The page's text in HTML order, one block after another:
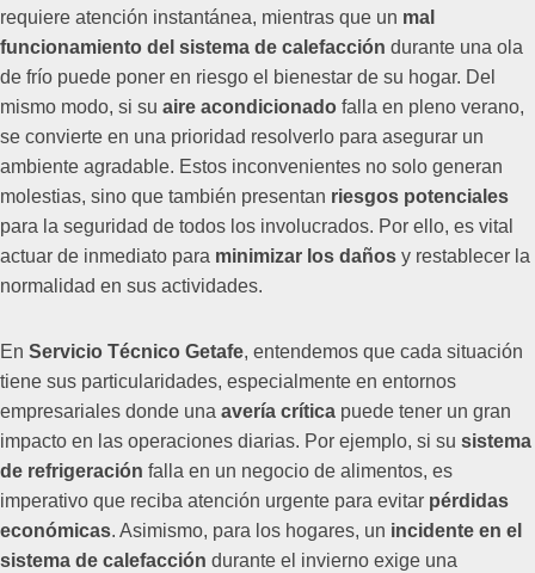
requiere atención instantánea, mientras que un mal
funcionamiento del sistema de calefacción durante una ola
de frío puede poner en riesgo el bienestar de su hogar. Del
mismo modo, si su aire acondicionado falla en pleno verano,
se convierte en una prioridad resolverlo para asegurar un
ambiente agradable. Estos inconvenientes no solo generan
molestias, sino que también presentan riesgos potenciales
para la seguridad de todos los involucrados. Por ello, es vital
actuar de inmediato para minimizar los daños y restablecer la
normalidad en sus actividades.
En Servicio Técnico Getafe, entendemos que cada situación
tiene sus particularidades, especialmente en entornos
empresariales donde una avería crítica puede tener un gran
impacto en las operaciones diarias. Por ejemplo, si su sistema
de refrigeración falla en un negocio de alimentos, es
imperativo que reciba atención urgente para evitar pérdidas
económicas. Asimismo, para los hogares, un incidente en el
sistema de calefacción durante el invierno exige una